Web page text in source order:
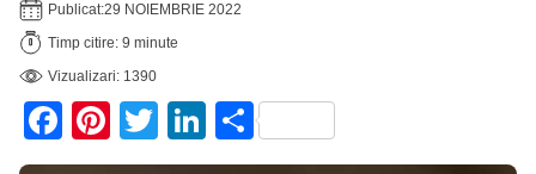
Publicat:29 NOIEMBRIE 2022
Timp citire: 9 minute
Vizualizari: 1390
Facebook
Pinterest
TwitterLinkedIn
Partajează